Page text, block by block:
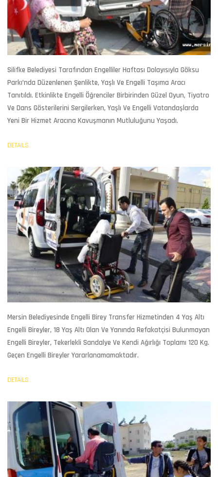
Silifke Belediyesi Tarafından Engelliler Haftası Dolayısıyla Göksu
Parkı’nda Düzenlenen Şenlikte, Yaşlı Ve Engelli Taşıma Aracı
Tanıtıldı. Etkinlikte Engelli Öğrenciler Birbirinden Güzel Oyun, Tiyatro
Ve Dans Gösterilerini Sergilerken, Yaşlı Ve Engelli Vatandaşlarda
Yeni Bir Hizmet Aracına Kavuşmanın Mutluluğunu Yaşadı.
DETAILS
Mersin Belediyesinde Engelli Birey Transfer Hizmetinden 4 Yaş Altı
Engelli Bireyler, 18 Yaş Altı Olan Ve Yanında Refakatçisi Bulunmayan
Engelli Bireyler, Tekerlekli Sandalye Ve Kendi Ağırlığı Toplamı 120 Kg.
Geçen Engelli Bireyler Yararlanamamaktadır.
DETAILS